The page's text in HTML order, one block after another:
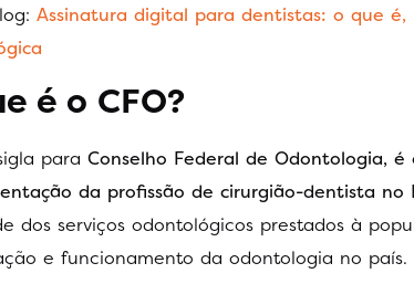
Assinatura digital para dentistas: o que
é o CFO?
para Conselho Federal de Odontologia,
da profissão de cirurgião-dentista no
dos serviços odontológicos prestados à
e funcionamento da odontologia no país.